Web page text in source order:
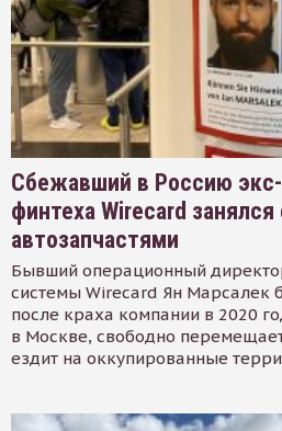
Сбежавший в Россию экс-
финтеха Wirecard
автозапчастями
Бывший операционный
системы Wirecard Ян Марсалек
после краха компании в 2020
в Москве, свободно
ездит на оккупированные